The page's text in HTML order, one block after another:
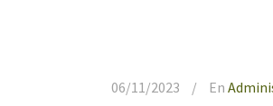
06/11/2023 En